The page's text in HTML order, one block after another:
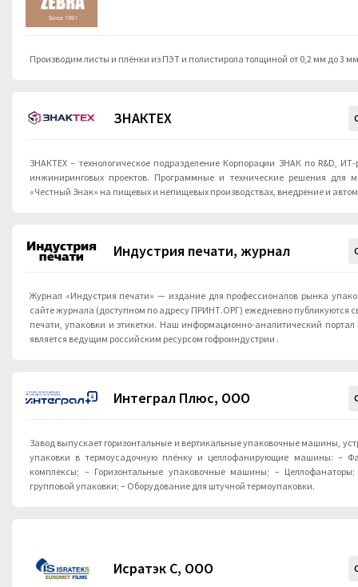
Производим листы и плёнки из ПЭТ и полистирола толщиной от 0,2 мм до 3
ЗНАКТЕХ
ЗНАКТЕХ – технологическое подразделение Корпорации ЗНАК по R&D,
инжиниринговых проектов. Программные и технические решения для
«Честный Знак» на пищевых и непищевых производствах, внедрение и
Индустрия печати, журнал
Журнал «Индустрия печати» — издание для профессионалов рынка
сайте журнала (доступном по адресу ПРИНТ.ОРГ) ежедневно публикуются
печати, упаковки и этикетки. Наш информационно-аналитический
является ведущим российским ресурсом гофроиндустрии .
Интеграл Плюс, ООО
Завод выпускает горизонтальные и вертикальные упаковочные машины,
упаковки в термоусадочную плёнку и целлофанирующие машины: –
комплексы; – Горизонтальные упаковочные машины; –
групповой упаковки; – Оборудование для штучной термоупаковки.
Исратэк С, ООО